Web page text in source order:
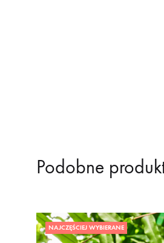
Podobne
NAJCZĘŚCIEJ WYBIERANE